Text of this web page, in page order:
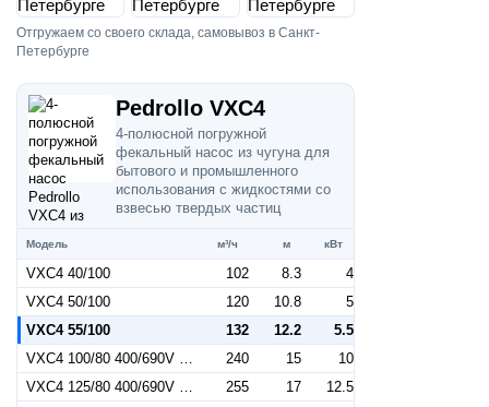
Отгружаем со своего склада, самовывоз в Санкт-
Петербурге
Pedrollo VXC4
4-полюсной погружной
фекальный насос из чугуна для
бытового и промышленного
использования с жидкостями со
взвесью твердых частиц
Модель м³/ч м кВт
VXC4 40/100 102 8.3
4
VXC4 50/100
120 10.8
5
VXC4 55/100
132 12.2
5.5
VXC4 100/80 400/690V 50Hz
240 15
10
VXC4 125/80 400/690V 50Hz
255 17
12.5